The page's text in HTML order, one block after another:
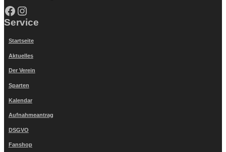
Facebook Instagram
Service
Startseite
Aktuelles
Der Verein
Sparten
Kalendar
Aufnahmeantrag
DSGVO
Fanshop